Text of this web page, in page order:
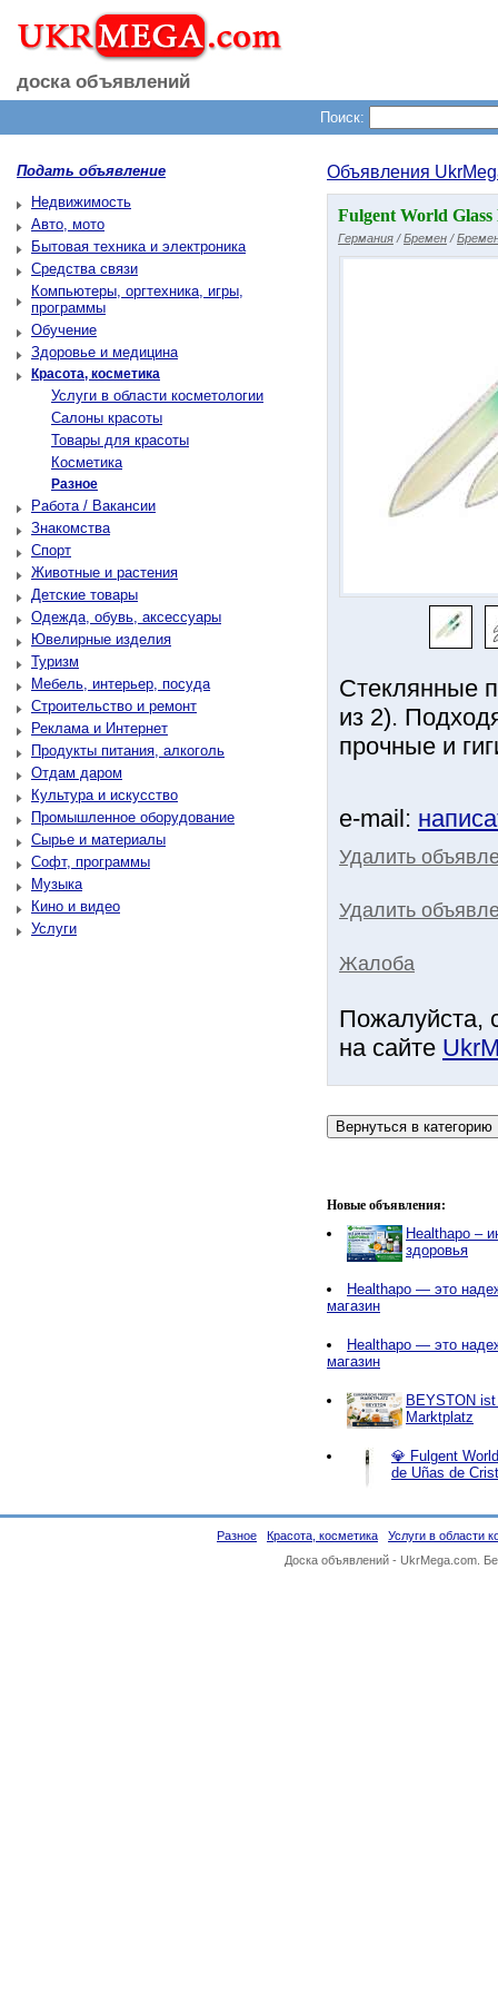
доска объявлений
Поиск:
Подать объявление
Недвижимость
Авто, мото
Бытовая техника и электроника
Средства связи
Компьютеры, оргтехника, игры,
программы
Обучение
Здоровье и медицина
Красота, косметика
Услуги в области косметологии
Салоны красоты
Товары для красоты
Косметика
Разное
Работа / Вакансии
Знакомства
Спорт
Животные и растения
Детские товары
Одежда, обувь, аксессуары
Ювелирные изделия
Туризм
Мебель, интерьер, посуда
Строительство и ремонт
Реклама и Интернет
Продукты питания, алкоголь
Отдам даром
Культура и искусство
Промышленное оборудование
Сырье и материалы
Софт, программы
Музыка
Кино и видео
Услуги
Объявления
Fulgent World Glass
Германия /Бремен /
Стеклянные
из 2).
прочные и
e-mail:
Удалить
Удалить
Жалоба
Пожалуйста,
на сайте
Новые объявления:
Healthapo –
здоровья
Healthapo — это
магазин
Healthapo — это
магазин
BEYSTON
Marktplatz
💎 Fulgent
de Uñas de
Разное Красота, косметика
Услуги в области
Доска объявлений - UkrMega.com.